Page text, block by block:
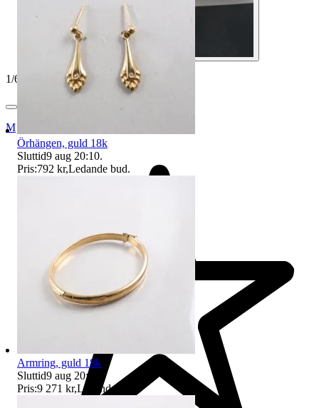
1/6
Myrorna
Örhängen, guld 18k
Sluttid9 aug 20:10.
Pris:792 kr,Ledande bud.
Armring, guld 18k
Sluttid9 aug 20:18
Pris:9 271 kr,Ledande bud